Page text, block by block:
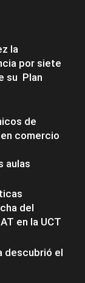
la
por siete
su Plan
de
comercio
aulas
del
en la UCT
descubrió el